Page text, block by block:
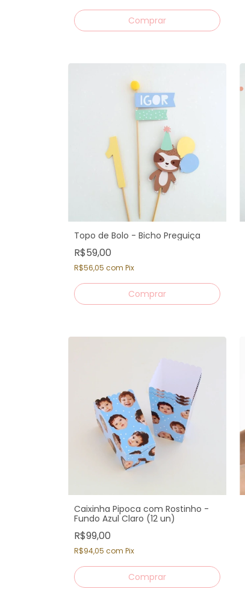
Topo de Bolo - Bicho Preguiça
R$59,00
R$56,05 com Pix
Comprar
Caixinha Pipoca com Rostinho -
Fundo Azul Claro (12 un)
R$99,00
R$94,05 com Pix